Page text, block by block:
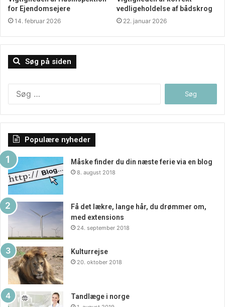
for Ejendomsejere
14. februar 2026
vedligeholdelse af bådskrog
22. januar 2026
Søg på siden
Populære nyheder
Måske finder du din næste ferie via en blog
8. august 2018
Få det lækre, lange hår, du drømmer om,
med extensions
24. september 2018
Kulturrejse
20. oktober 2018
Tandlæge i norge